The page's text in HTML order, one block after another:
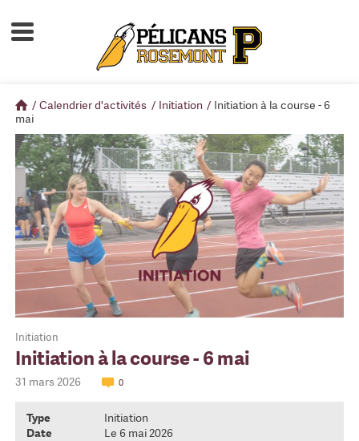
Accueil
Calendrier d'activités
Boutique
Devenir membre
/ Calendrier d'activités / Initiation / Initiation à la course - 6
mai
Initiation
Initiation à la course - 6 mai
31 mars 2026 0
Type
Initiation
Date
Le 6 mai 2026